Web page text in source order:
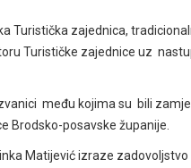
Turistička zajednica,
Turističke zajednice uz
među kojima su bili
Brodsko-posavske županije.
Matijević izraze zadovoljstvo